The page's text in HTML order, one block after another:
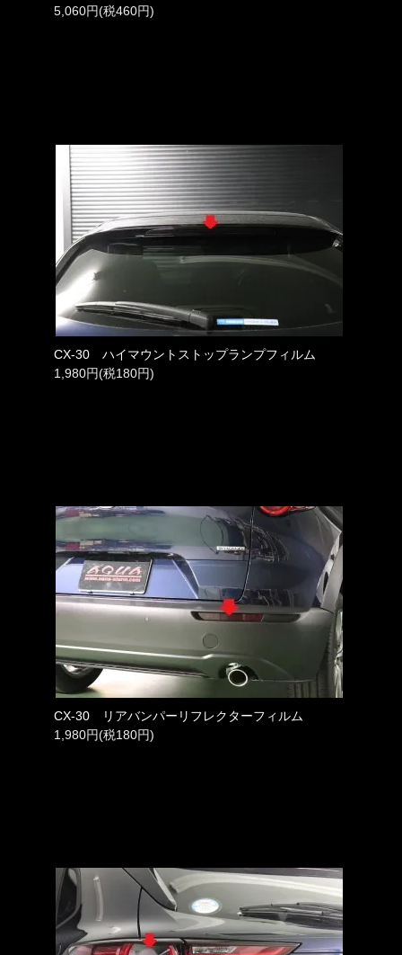
5,060円(税460円)
CX-30 ハイマウントストップランプフィルム
1,980円(税180円)
CX-30 リアバンパーリフレクターフィルム
1,980円(税180円)